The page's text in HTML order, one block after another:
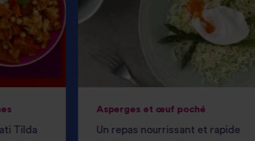
Tilda
Asperges et œuf poché
Un repas nourrissant et rapide